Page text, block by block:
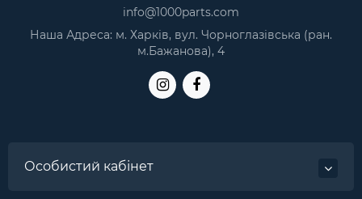
info@1000parts.com
Наша Адреса: м. Харків, вул. Чорноглазівська (ран.
м.Бажанова), 4
Особистий кабінет